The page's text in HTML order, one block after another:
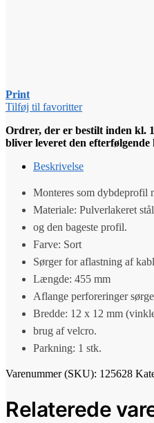
Print
Tilføj til favoritter
Ordrer, der er bestilt inden kl.
bliver leveret den efterfølgende
Beskrivelse
Monteres som dybdeprofil
Materiale: Pulverlakeret stål
og den bageste profil.
Farve: Sort
Sørger for aflastning af
Længde: 455 mm
Aflange perforeringer
Bredde: 12 x 12 mm
brug af velcro.
Parkning: 1 stk.
Varenummer (SKU): 125628
Relaterede